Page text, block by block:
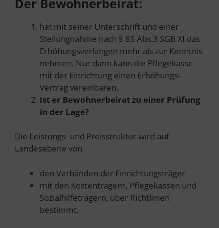
hat mit seiner Unterschrift und einer
Stellungnahme nach § 85 Abs.3 SGB XI das
Erhöhungsverlangen mehr als zur Kenntnis
nehmen. Nur dann kann die Pflegekasse
mit der Einrichtung einen Erhöhungs-
Vertrag vereinbaren.
Ist er Bewohnerbeirat zu einer Prüfung
in der Lage?
Die Leistungs- und Preisstruktur wird auf
Landesebene von
den Verbänden der Einrichtungsträger
mit den Kostenträgern, Pflegekassen und
Sozialhilfeträgern, über Richtlinien
bestimmt.